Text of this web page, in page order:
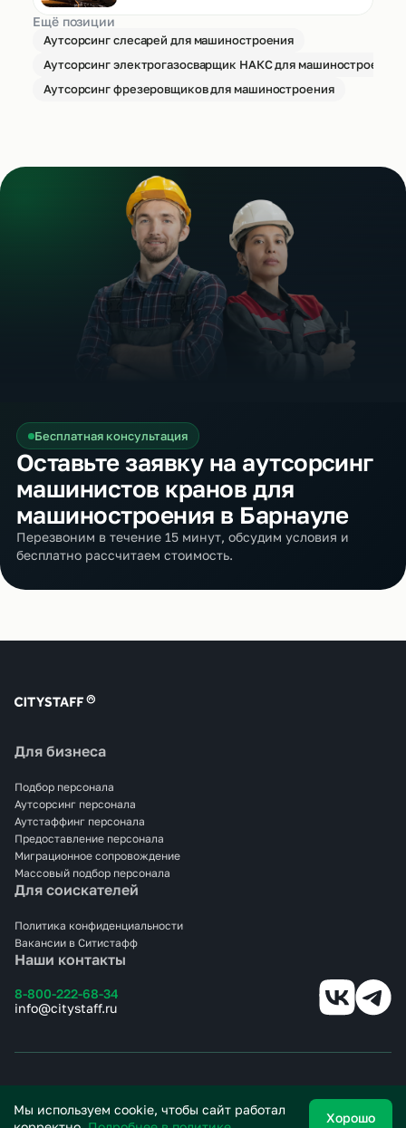
Ещё позиции
Аутсорсинг слесарей для машиностроения
Аутсорсинг электрогазосварщик НАКС для машиностроения
Аутсорсинг фрезеровщиков для машиностроения
Бесплатная консультация
Оставьте заявку на аутсорсинг
машинистов кранов для
машиностроения в Барнауле
Перезвоним в течение 15 минут, обсудим условия и
бесплатно рассчитаем стоимость.
Наши контакты
8-800-222-68-34
info@citystaff.ru
Для бизнеса
Подбор персонала
Аутсорсинг персонала
Аутстаффинг персонала
Предоставление персонала
Миграционное сопровождение
Массовый подбор персонала
Для соискателей
Политика конфиденциальности
Вакансии в Ситистафф
Все права защищены.
Мы используем cookie, чтобы сайт работал
Хорошо